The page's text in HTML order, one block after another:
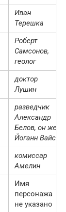
Иван
Терешка
Роберт
Самсонов,
геолог
доктор
Лушин
разведчик
Александр
Белов, он же
Йоганн Вайс
комиссар
Амелин
Имя
персонажа
не указано